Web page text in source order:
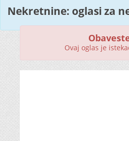
Nekretnine: oglasi za
Ovaj oglas je